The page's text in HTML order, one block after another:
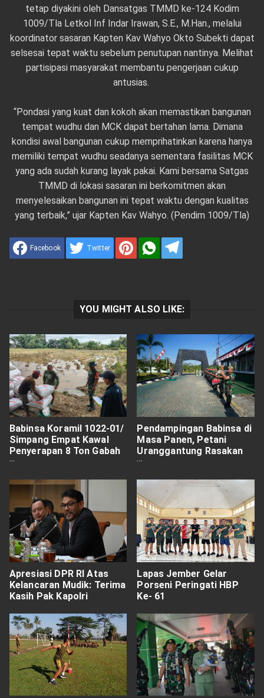
tetap diyakini oleh Dansatgas TMMD ke-124 Kodim
1009/Tla Letkol Inf Indar Irawan, S.E., M.Han., melalui
koordinator sasaran Kapten Kav Wahyo Okto Subekti dapat
selsesai tepat waktu sebelum penutupan nantinya. Melihat
partisipasi masyarakat membantu pengerjaan cukup
antusias.
“Pondasi yang kuat dan kokoh akan memastikan bangunan
tempat wudhu dan MCK dapat bertahan lama. Dimana
kondisi awal bangunan cukup memprihatinkan karena hanya
memiliki tempat wudhu seadanya sementara fasilitas MCK
yang ada sudah kurang layak pakai. Kami bersama Satgas
TMMD di lokasi sasaran ini berkomitmen akan
menyelesaikan bangunan ini tepat waktu dengan kualitas
yang terbaik,” ujar Kapten Kav Wahyo. (Pendim 1009/Tla)
Facebook Twitter
YOU MIGHT ALSO LIKE:
Babinsa Koramil 1022-01/
Simpang Empat Kawal
Penyerapan 8 Ton Gabah
Petani
Pendampingan Babinsa di
Masa Panen, Petani
Uranggantung Rasakan
Manfaatnya
Apresiasi DPR RI Atas
Kelancaran Mudik: Terima
Kasih Pak Kapolri
Lapas Jember Gelar
Porseni Peringati HBP
Ke- 61